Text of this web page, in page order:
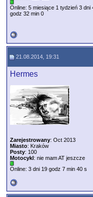
Online: 5 miesiące 1 tydzień 3 dni
godz 32 min 0
21.08.2014, 19:31
Hermes
Zarejestrowany: Oct 2013
Miasto: Kraków
Posty: 100
Motocykl: nie mam AT jeszcze
Online: 3 dni 19 godz 7 min 40 s